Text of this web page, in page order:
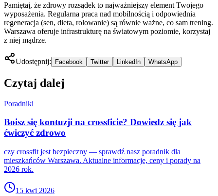
Pamiętaj, że zdrowy rozsądek to najważniejszy element Twojego
wyposażenia. Regularna praca nad mobilnością i odpowiednia
regeneracja (sen, dieta, rolowanie) są równie ważne, co sam trening.
Warszawa oferuje infrastrukturę na światowym poziomie, korzystaj
z niej mądrze.
Udostępnij: Facebook Twitter LinkedIn WhatsApp
Czytaj dalej
Poradniki
Boisz się kontuzji na crossficie? Dowiedz się jak
ćwiczyć zdrowo
czy crossfit jest bezpieczny — sprawdź nasz poradnik dla
mieszkańców Warszawa. Aktualne informacje, ceny i porady na
2026 rok.
15 kwi 2026